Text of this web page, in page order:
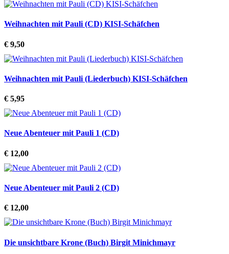
Weihnachten mit Pauli (CD) KISI-Schäfchen
€ 9,50
Weihnachten mit Pauli (Liederbuch) KISI-Schäfchen
€ 5,95
Neue Abenteuer mit Pauli 1 (CD)
€ 12,00
Neue Abenteuer mit Pauli 2 (CD)
€ 12,00
Die unsichtbare Krone (Buch) Birgit Minichmayr